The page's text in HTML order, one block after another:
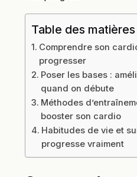
Table des matières
Comprendre son
progresser
Poser les bases :
quand on débute
Méthodes
booster son cardio
Habitudes de vie et
progresse vraiment